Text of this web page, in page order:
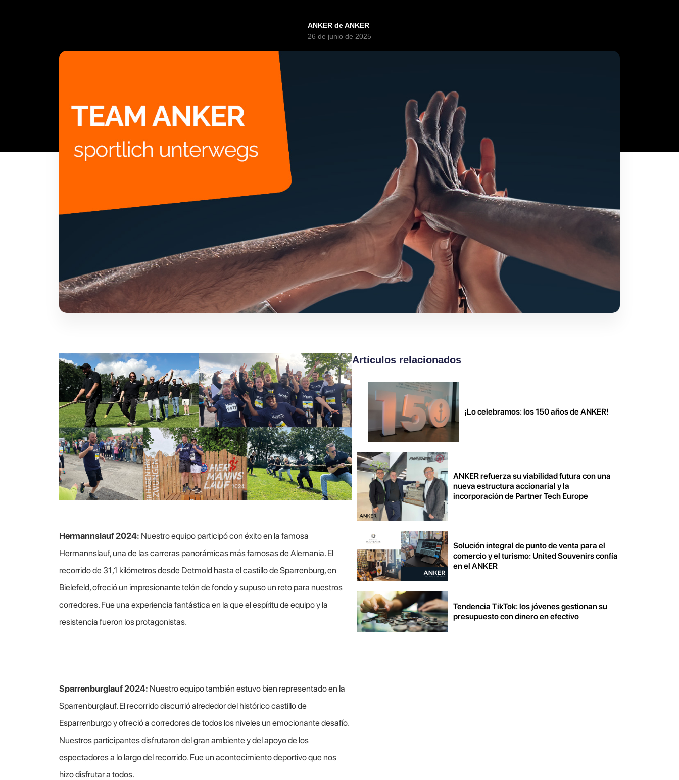
ANKER de ANKER
26 de junio de 2025
Hermannslauf 2024: Nuestro equipo participó con éxito en la famosa
Hermannslauf, una de las carreras panorámicas más famosas de Alemania. El
recorrido de 31,1 kilómetros desde Detmold hasta el castillo de Sparrenburg, en
Bielefeld, ofreció un impresionante telón de fondo y supuso un reto para nuestros
corredores. Fue una experiencia fantástica en la que el espíritu de equipo y la
resistencia fueron los protagonistas.
Sparrenburglauf 2024: Nuestro equipo también estuvo bien representado en la
Sparrenburglauf. El recorrido discurrió alrededor del histórico castillo de
Esparrenburgo y ofreció a corredores de todos los niveles un emocionante desafío.
Nuestros participantes disfrutaron del gran ambiente y del apoyo de los
espectadores a lo largo del recorrido. Fue un acontecimiento deportivo que nos
hizo disfrutar a todos.
Artículos relacionados
¡Lo celebramos: los 150 años de ANKER!
ANKER refuerza su viabilidad futura con una
nueva estructura accionarial y la
incorporación de Partner Tech Europe
Solución integral de punto de venta para el
comercio y el turismo: United Souvenirs confía
en el ANKER
Tendencia TikTok: los jóvenes gestionan su
presupuesto con dinero en efectivo